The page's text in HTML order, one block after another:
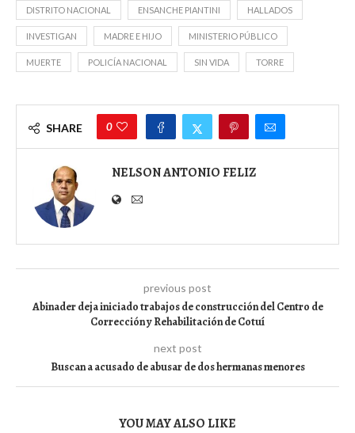
DISTRITO NACIONAL ENSANCHE PIANTINI HALLADOS
INVESTIGAN MADRE E HIJO MINISTERIO PÚBLICO
MUERTE POLICÍA NACIONAL SIN VIDA TORRE
SHARE 0
NELSON ANTONIO FELIZ
previous post
Abinader deja iniciado trabajos de construcción del Centro de
Corrección y Rehabilitación de Cotuí
next post
Buscan a acusado de abusar de dos hermanas menores
YOU MAY ALSO LIKE